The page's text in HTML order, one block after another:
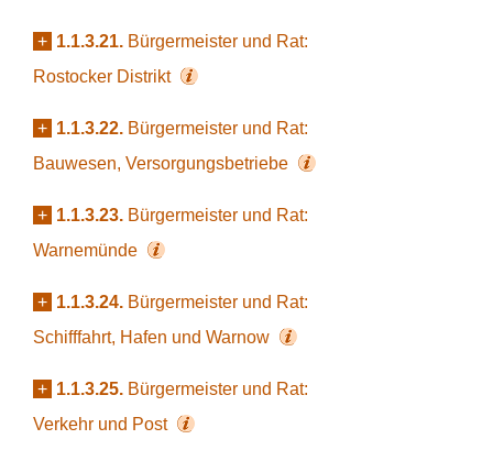
+ 1.1.3.21. Bürgermeister und Rat:
Rostocker Distrikt
+ 1.1.3.22. Bürgermeister und Rat:
Bauwesen, Versorgungsbetriebe
+ 1.1.3.23. Bürgermeister und Rat:
Warnemünde
+ 1.1.3.24. Bürgermeister und Rat:
Schifffahrt, Hafen und Warnow
+ 1.1.3.25. Bürgermeister und Rat:
Verkehr und Post